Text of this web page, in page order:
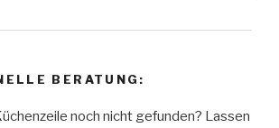
BERATUNG:
noch nicht gefunden? Lassen